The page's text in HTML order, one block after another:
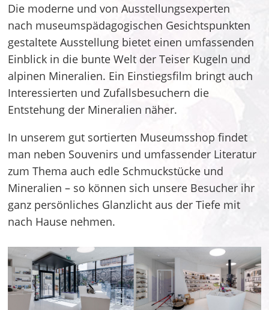
Die moderne und von Ausstellungsexperten
nach museumspädagogischen Gesichtspunkten
gestaltete Ausstellung bietet einen umfassenden
Einblick in die bunte Welt der Teiser Kugeln und
alpinen Mineralien. Ein Einstiegsfilm bringt auch
Interessierten und Zufallsbesuchern die
Entstehung der Mineralien näher.
In unserem gut sortierten Museumsshop findet
man neben Souvenirs und umfassender Literatur
zum Thema auch edle Schmuckstücke und
Mineralien – so können sich unsere Besucher ihr
ganz persönliches Glanzlicht aus der Tiefe mit
nach Hause nehmen.